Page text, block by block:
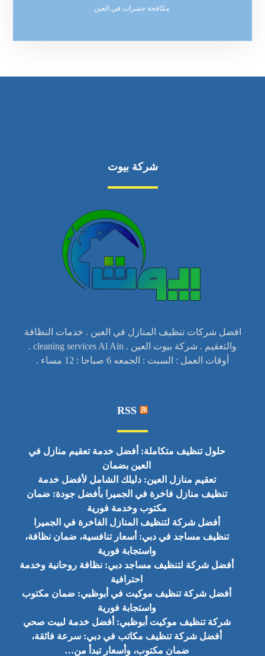
مكافحة حشرات في العين
شركة بيوت
افضل شركات تنظيف المنازل في العين . خدمات النظافة
والتعقيم . شركة بيوت العين . cleaning services Al Ain .
أوقات العمل : السبت : الجمعه 6 صباحا : 12 مساء .
RSS
حلول تنظيف متكاملة: أفضل خدمة تعقيم منازل في
العين بضمان
تعقيم منازل العين: دليلك الشامل لأفضل خدمة
تنظيف منازل فاخرة في الجميرا بأفضل جودة: ضمان
مكتوب وخدمة فورية
أفضل شركة لتنظيف المنازل الفاخرة في الجميرا
تنظيف مساجد في دبي: أسعار تنافسية، ضمان نظافة،
واستجابة فورية
أفضل شركة لتنظيف مساجد دبي: نظافة روحانية وخدمة
احترافية
أفضل شركة تنظيف موكيت في أبوظبي: ضمان مكتوب
واستجابة فورية
شركة تنظيف موكيت أبوظبي: أفضل خدمة لبيت صحي
أفضل شركة تنظيف مكاتب في دبي: سرعة فائقة،
ضمان مكتوب، وأسعار تبدأ من…